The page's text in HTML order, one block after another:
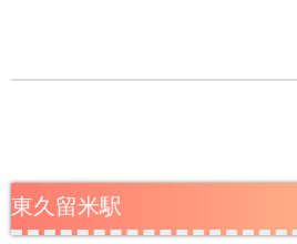
東久留米駅